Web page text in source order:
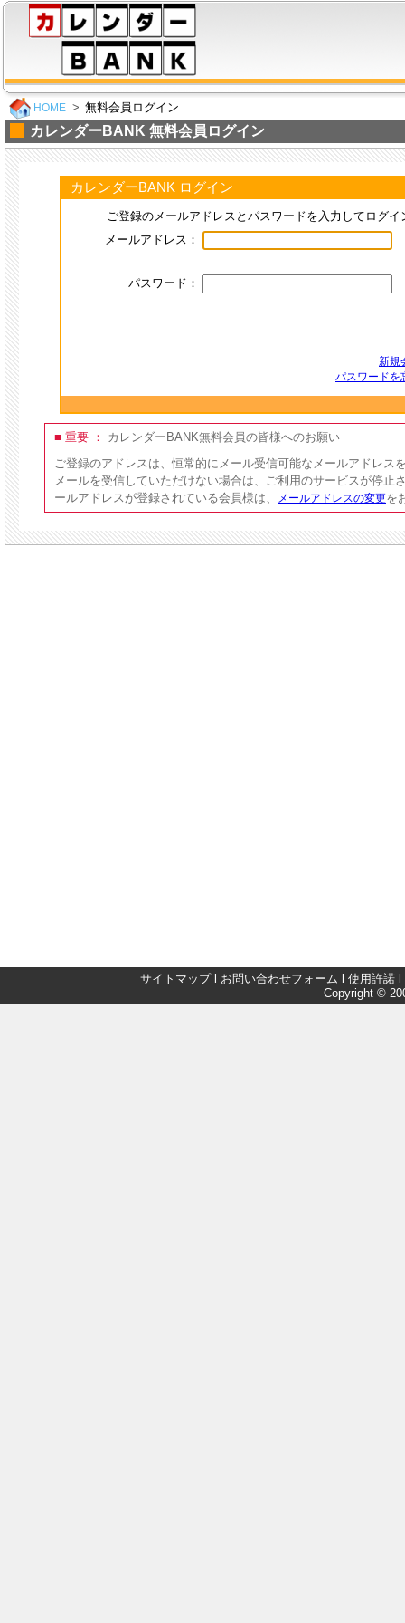
HOME 無料会員ログイン
カレンダーBANK 無料会員ログイン
カレンダーBANK ログイン
ご登録のメールアドレスとパスワードを入力してログイ
メールアドレス：
パスワード：
新規
パスワードを
■ 重要 ：
カレンダーBANK無料会員の皆様へのお願い
ご登録のアドレスは、恒常的にメール受信可能なメールアドレス
メールを受信していただけない場合は、ご利用のサービスが停止
ールアドレスが登録されている会員様は、
メールアドレスの変更を
サイトマップl お問い合わせフォーム 使用許諾
Copyright ©